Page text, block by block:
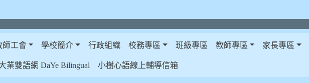
師工會 學校簡介 行政組織 校務專區 班級專區 教師專區 家長專區
業雙語網 DaYe Bilingual 小樹心語線上輔導信箱